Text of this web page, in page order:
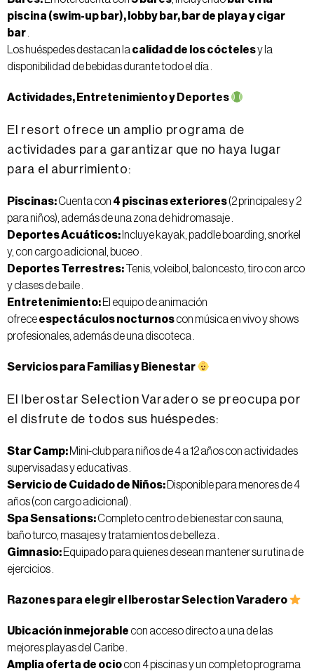
piscina (swim-up bar), lobby bar, bar de playa y cigar
bar
Los huéspedes destacan la calidad de los cóctelesy la
disponibilidad de bebidas durante todo el día .
Actividades, Entretenimiento y Deportes
El resort ofrece un amplio programa de
actividades para garantizar que no haya lugar
para el aburrimiento:
Piscinas:Cuenta con 4 piscinas exteriores(2 principales y 2
para niños), además de una zona de hidromasaje .
Deportes Acuáticos: Incluye kayak, paddle boarding, snorkel
y, con cargo adicional, buceo .
Deportes Terrestres: Tenis, voleibol, baloncesto, tiro con arco
y clases de baile .
Entretenimiento: El equipo de animación
ofreceespectáculos nocturnoscon música en vivo y shows
profesionales, además de una discoteca .
Servicios para Familias y Bienestar
El Iberostar Selection Varadero se preocupa por
el disfrute de todos sus huéspedes:
Star Camp: Mini-club para niños de 4 a 12 años con actividades
supervisadas y educativas .
Servicio de Cuidado de Niños: Disponible para menores de 4
años (con cargo adicional) .
Spa Sensations:Completo centro de bienestar con sauna,
baño turco, masajes y tratamientos de belleza .
Gimnasio: Equipado para quienes desean mantener su rutina de
ejercicios .
Razones para elegir el Iberostar Selection Varadero
Ubicación inmejorable con acceso directo a una de las
mejores playas del Caribe .
Amplia oferta de ociocon 4 piscinas y un completo programa